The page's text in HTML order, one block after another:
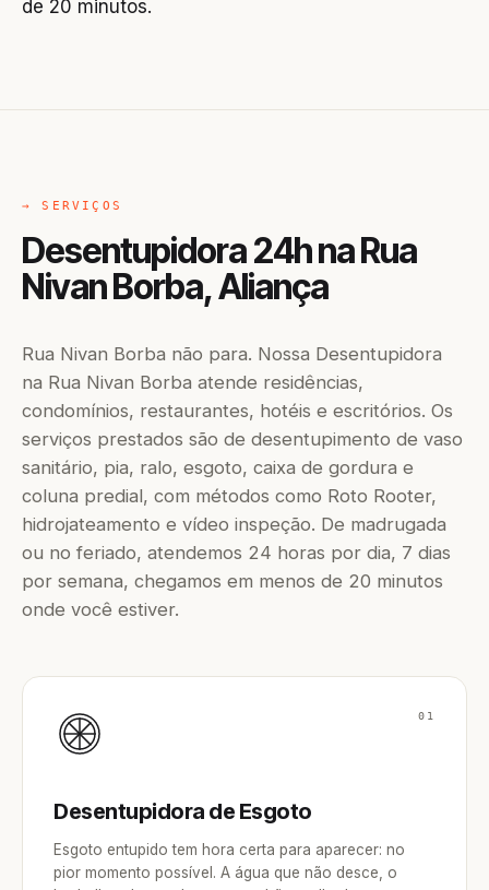
de 20 minutos.
→ SERVIÇOS
Desentupidora 24h na Rua
Nivan Borba, Aliança
Rua Nivan Borba não para. Nossa Desentupidora
na Rua Nivan Borba atende residências,
condomínios, restaurantes, hotéis e escritórios. Os
serviços prestados são de desentupimento de vaso
sanitário, pia, ralo, esgoto, caixa de gordura e
coluna predial, com métodos como Roto Rooter,
hidrojateamento e vídeo inspeção. De madrugada
ou no feriado, atendemos 24 horas por dia, 7 dias
por semana, chegamos em menos de 20 minutos
onde você estiver.
01
Desentupidora de Esgoto
Esgoto entupido tem hora certa para aparecer: no
pior momento possível. A água que não desce, o